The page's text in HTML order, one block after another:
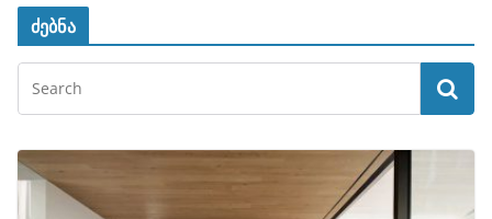
ძებნა